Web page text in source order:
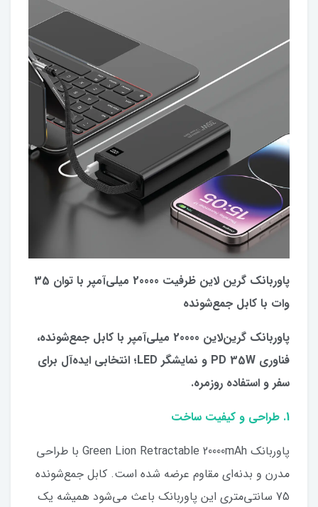
پاوربانک گرین لاین ظرفیت 20000 میلی‌آمپر با توان 35
وات با کابل جمع‌شونده
پاوربانک گرین‌لاین 20000 میلی‌آمپر با کابل جمع‌شونده،
فناوری PD 35W و نمایشگر LED؛ انتخابی ایده‌آل برای
سفر و استفاده روزمره.
1. طراحی و کیفیت ساخت
پاوربانک Green Lion Retractable 20000mAh با طراحی
مدرن و بدنه‌ای مقاوم عرضه شده است. کابل جمع‌شونده
75 سانتی‌متری این پاوربانک باعث می‌شود همیشه یک